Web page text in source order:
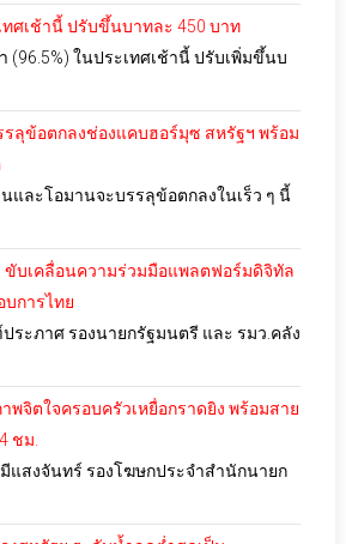
ทศเช้านี้ ปรับขึ้นบาทละ 450 บาท
(96.5%) ในประเทศเช้านี้ ปรับเพิ่มขึ้นบ
ลุข้อตกลงช่องแคบฮอร์มุซ สหรัฐฯ พร้อม
และโอมานจะบรรลุข้อตกลงในเร็ว ๆ นี้
ขับเคลื่อนความร่วมมือแพลตฟอร์มดิจิทัล
บการไทย
ะภาศ รองนายกรัฐมนตรี และ รมว.คลัง
จิตใจครอบครัวเหยื่อกราดยิง พร้อมสาย
ชม.
แสงจันทร์ รองโฆษกประจำสำนักนายก